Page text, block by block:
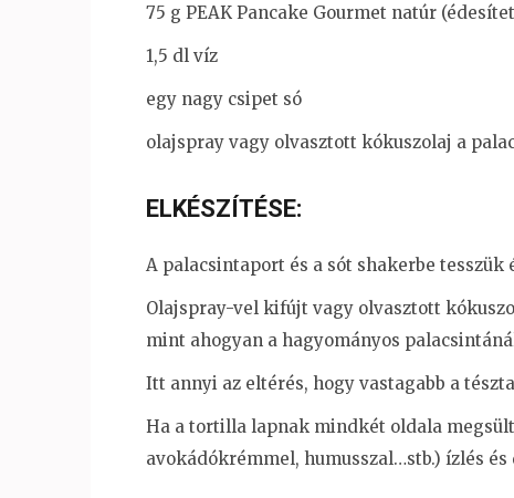
75 g PEAK Pancake Gourmet natúr
1,5 dl víz
egy nagy csipet só
olajspray vagy olvasztott kókuszolaj a
ELKÉSZÍTÉSE:
A palacsintaport és a sót shakerbe tesszük
Olajspray-vel kifújt vagy olvasztott
mint ahogyan a hagyományos
Itt annyi az eltérés, hogy vastagabb a
Ha a tortilla lapnak mindkét oldala
avokádókrémmel, humusszal…stb.) ízlés